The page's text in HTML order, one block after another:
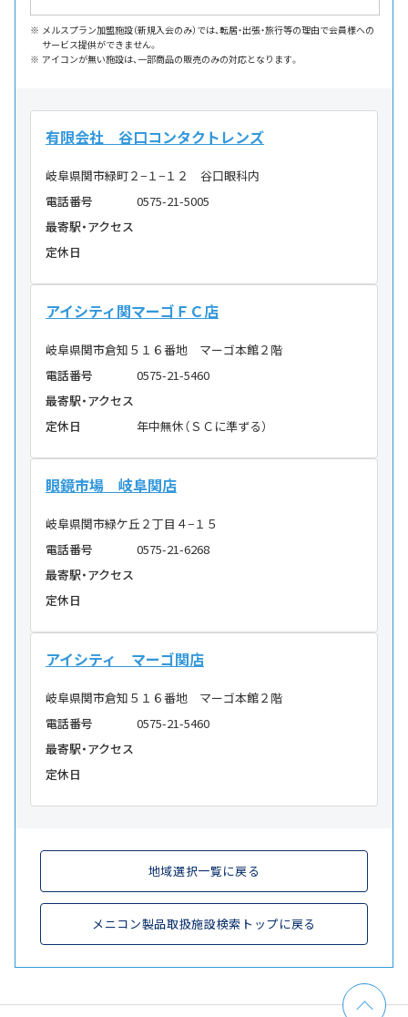
メルスプラン加盟施設（新規入会のみ）では、転居・出張・旅行等の理由で会員様への
サービス提供ができません。
アイコンが無い施設は、一部商品の販売のみの対応となります。
有限会社 谷口コンタクトレンズ
岐阜県関市緑町２−１−１２ 谷口眼科内
電話番号
0575-21-5005
最寄駅・アクセス
定休日
アイシティ関マーゴＦＣ店
岐阜県関市倉知５１６番地 マーゴ本館２階
電話番号
0575-21-5460
最寄駅・アクセス
定休日
年中無休（ＳＣに準ずる）
眼鏡市場 岐阜関店
岐阜県関市緑ケ丘２丁目４−１５
電話番号
0575-21-6268
最寄駅・アクセス
定休日
アイシティ マーゴ関店
岐阜県関市倉知５１６番地 マーゴ本館２階
電話番号
0575-21-5460
最寄駅・アクセス
定休日
地域選択一覧に戻る
メニコン製品取扱施設検索トップに戻る